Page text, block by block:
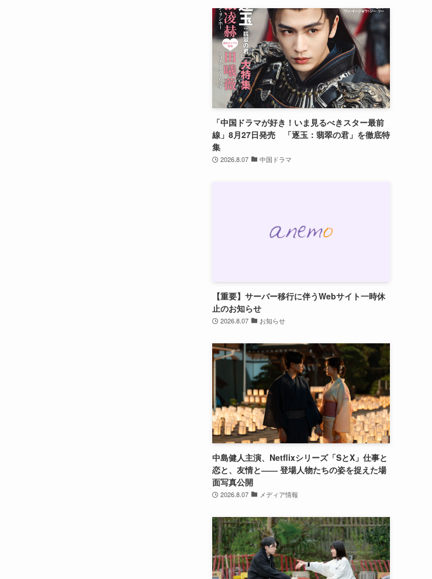
「中国ドラマが好き！いま見るべきスター最前
線」8月27日発売 「逐玉：翡翠の君」を徹底特
集
2026.8.07 中国ドラマ
【重要】サーバー移行に伴うWebサイト一時休
止のお知らせ
2026.8.07 お知らせ
中島健人主演、Netflixシリーズ「SとX」仕事と
恋と、友情と―― 登場人物たちの姿を捉えた場
面写真公開
2026.8.07 メディア情報